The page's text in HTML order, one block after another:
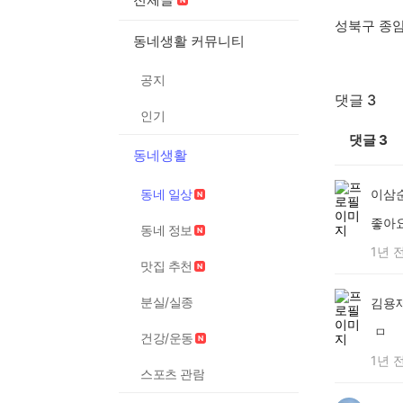
동네생활 커뮤니티
공지
인기
동네생활
동네 일상
동네 정보
맛집 추천
분실/실종
건강/운동
스포츠 관람
성북구 종
댓글 3
댓글 3
이삼
좋아
1년 전
김용
ㅁ
1년 전